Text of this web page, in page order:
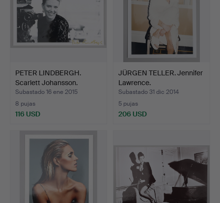
PETER LINDBERGH.
Scarlett Johansson.
Subastado 16 ene 2015
8 pujas
116 USD
JÜRGEN TELLER. Jennifer
Lawrence.
Subastado 31 dic 2014
5 pujas
206 USD